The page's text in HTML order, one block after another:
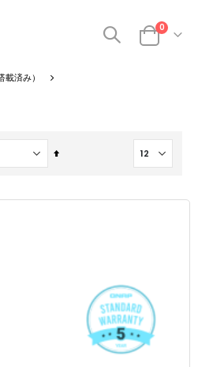
カート
0
済み）
降